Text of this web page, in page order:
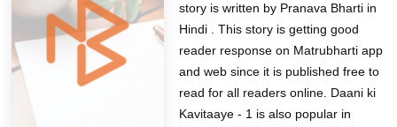
story is written by Pranava Bharti in
Hindi . This story is getting good
reader response on Matrubharti app
and web since it is published free to
read for all readers online. Daani ki
Kavitaaye - 1 is also popular in